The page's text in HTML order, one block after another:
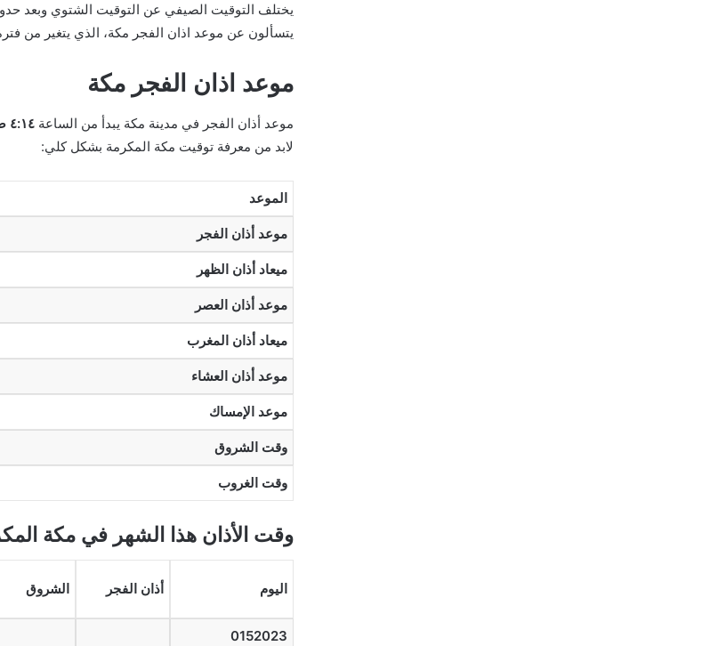
يختلف التوقيت الصيفي عن التوقيت الشتوي وبعد
يتسألون عن موعد اذان الفجر مكة، الذي يتغير من
موعد اذان الفجر مكة
موعد أذان الفجر في مدينة مكة يبدأ من الساعة ٤:١٤
لابد من معرفة توقيت مكة المكرمة بشكل كلي:
الموعد
موعد أذان الفجر
ميعاد أذان الظهر
موعد أذان العصر
ميعاد أذان المغرب
موعد أذان العشاء
موعد الإمساك
وقت الشروق
وقت الغروب
وقت الأذان هذا الشهر في مكة
اليوم أذان الفجر الشروق
0152023